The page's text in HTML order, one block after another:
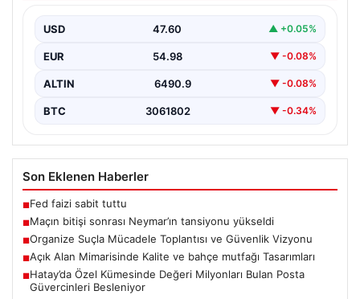
gergin anlar yaşandı. Tribünlerin coşkusu ve sahadaki
yüksek…
USD 47.60 ▲ +0.05%
EUR 54.98 ▼ -0.08%
ALTIN 6490.9 ▼ -0.08%
BTC 3061802 ▼ -0.34%
Son Eklenen Haberler
■Fed faizi sabit tuttu
■Maçın bitişi sonrası Neymar’ın tansiyonu yükseldi
■Organize Suçla Mücadele Toplantısı ve Güvenlik Vizyonu
■Açık Alan Mimarisinde Kalite ve bahçe mutfağı Tasarımları
■Hatay’da Özel Kümesinde Değeri Milyonları Bulan Posta
Güvercinleri Besleniyor